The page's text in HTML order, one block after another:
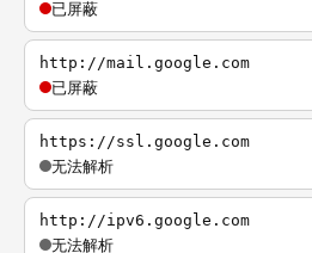
已屏蔽
http://mail.google.com
已屏蔽
https://ssl.google.com
无法解析
http://ipv6.google.com
无法解析